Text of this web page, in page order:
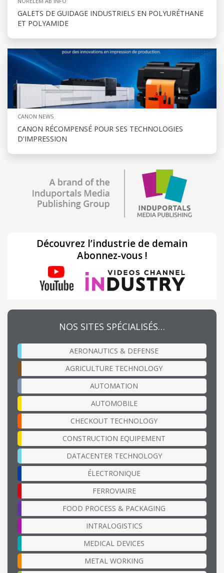
GALETS DE GUIDAGE INDUSTRIELS EN POLYURÉTHANE
ET POLYAMIDE
CANON NEWS
CANON RÉCOMPENSÉ POUR SES TECHNOLOGIES
D'IMPRESSION
Découvrez l’industrie de demain
Abonnez-vous !
NOS SITES SPÉCIALISÉS…
AERONAUTICS & DEFENSE
AGRICULTURE TECHNOLOGY
AUTOMATION
AUTOMOBILE
CHECKOUT TECHNOLOGY
CONSTRUCTION EQUIPEMENT
DATACENTER TECHNOLOGY
ÉLECTRONIQUE
FERROVIAIRE
FOOD PROCESS & PACKAGING
INTRALOGISTICS
MEDICAL DEVICES
METAL WORKING